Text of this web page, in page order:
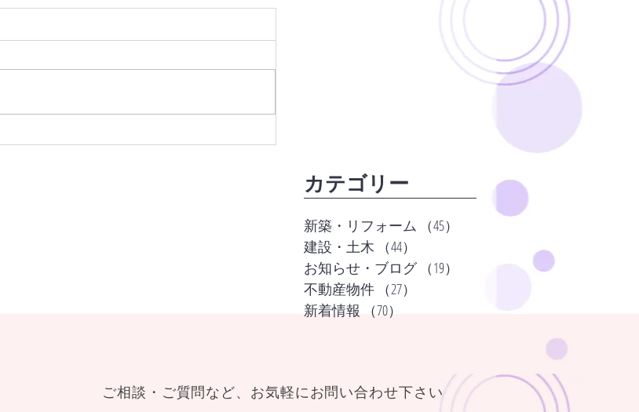
​カテゴリー
新築・リフォーム （45）
建設・土木
（44）
お知らせ・ブログ （19）
不動産物件 （27）
新着情報
（70）
ご相談・ご質問など、お気軽にお問い合わせ下さい